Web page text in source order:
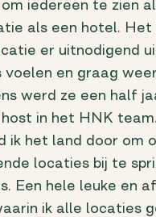
iedereen te zien
als een hotel. Het
er uitnodigend
voelen en graag
werd ze een half
in het HNK team.
ik het land door om
locaties bij te
Een hele leuke en
ik alle locaties